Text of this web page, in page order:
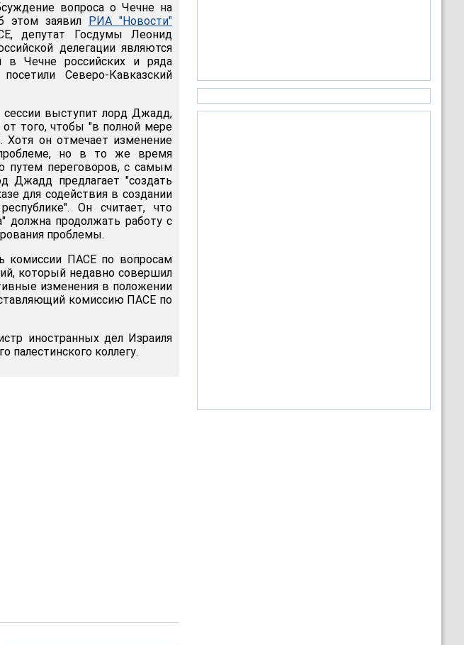
вопроса о Чечне на
этом заявил РИА "Новости"
депутат Госдумы Леонид
делегации являются
в Чечне российских и ряда
Северо-Кавказский
выступит лорд Джадд,
от того, чтобы "в полной мере
Хотя он отмечает изменение
но в то же время
путем переговоров, с самым
Джадд предлагает "создать
для содействия в создании
Он считает, что
должна продолжать работу с
проблемы.
комиссии ПАСЕ по вопросам
который недавно совершил
изменения в положении
комиссию ПАСЕ по
иностранных дел Израиля
коллегу.